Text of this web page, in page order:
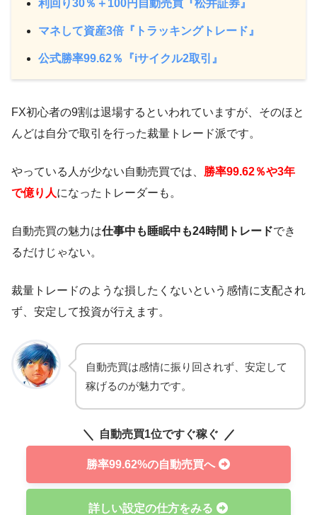
利回り30％＋100円自動売買『松井証券』
マネして資産3倍『トラッキングトレード』
公式勝率99.62％『iサイクル2取引』
FX初心者の9割は退場するといわれていますが、そのほと
んどは自分で取引を行った裁量トレード派です。
やっている人が少ない自動売買では、 勝率99.62％や3年
で億り人になったトレーダーも。
自動売買の魅力は仕事中も睡眠中も24時間トレードでき
るだけじゃない。
裁量トレードのような損したくないという感情に支配され
ず、安定して投資が行えます。
自動売買は感情に振り回されず、安定して
稼げるのが魅力です。
自動売買1位ですぐ稼ぐ
勝率99.62%の自動売買へ
詳しい設定の仕方をみる